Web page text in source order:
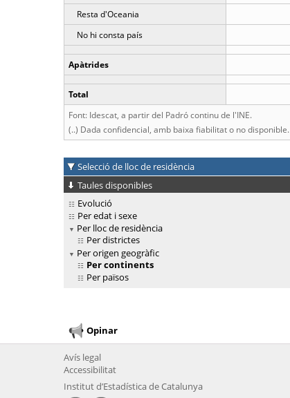
Resta d'Oceania
No hi consta país
Apàtrides
Total
Font: Idescat, a partir del Padró continu de l'INE.
(..) Dada confidencial, amb baixa fiabilitat o no disponible.
Selecció de lloc de residència
Taules disponibles
Evolució
Per edat i sexe
Per lloc de residència
Per districtes
Per origen geogràfic
Per continents
Per països
Opinar
Avís legal
Accessibilitat
Institut d’Estadística de Catalunya